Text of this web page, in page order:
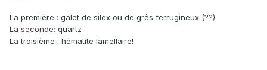
La première : galet de silex ou de grès ferrugineux (??)
La seconde: quartz
La troisième : hématite lamellaire!